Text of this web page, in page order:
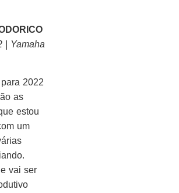
| Yamaha
2022
as
estou
um
vai ser